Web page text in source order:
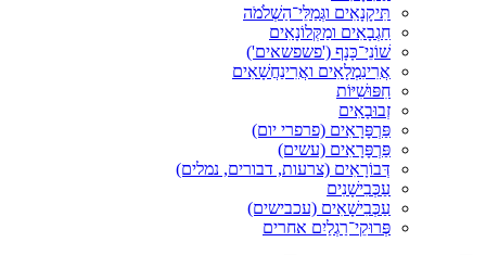
תִּיקָנָאִים וגְּמַלֵּי־הַשְׁלֹמֹה
חַגְבָאִים ומַקְּלוֹנָאִים
שׁוֹנֵי־כָּנָף ('פשפשאים')
אֲרִינִמְלָאִים ואֲרִינַחֲשָׁאִים
חִפּוּשִׁיּוֹת
זְבוּבָאִים
פַּרְפָּרָאִים (פרפרי יום)
פַּרְפָּרָאִים (עשים)
דְּבוֹרָאִים (צרעות, דבורים, נמלים)
עַכְּבִישָׁנִים
עַכְּבִישָׁאִים (עכבישים)
פְּרוּקֵי־רַגְלַיִם אחרים